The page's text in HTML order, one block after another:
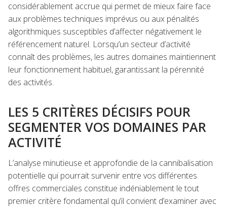
considérablement accrue qui permet de mieux faire face
aux problèmes techniques imprévus ou aux pénalités
algorithmiques susceptibles d’affecter négativement le
référencement naturel. Lorsqu’un secteur d’activité
connaît des problèmes, les autres domaines maintiennent
leur fonctionnement habituel, garantissant la pérennité
des activités.
LES 5 CRITÈRES DÉCISIFS POUR
SEGMENTER VOS DOMAINES PAR
ACTIVITÉ
L’analyse minutieuse et approfondie de la cannibalisation
potentielle qui pourrait survenir entre vos différentes
offres commerciales constitue indéniablement le tout
premier critère fondamental qu’il convient d’examiner avec